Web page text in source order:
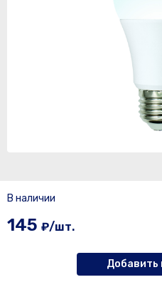
В наличии
145 ₽/шт.
Добавить